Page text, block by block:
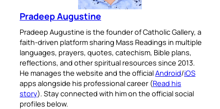
Pradeep Augustine
Pradeep Augustine is the founder of Catholic Gallery, a
faith-driven platform sharing Mass Readings in multiple
languages, prayers, quotes, catechism, Bible plans,
reflections, and other spiritual resources since 2013.
He manages the website and the officialAndroid/iOS
apps alongside his professional career (Read his
story). Stay connected with him on the official social
profiles below.